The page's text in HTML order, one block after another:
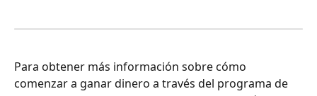
Para obtener más información sobre cómo
comenzar a ganar dinero a través del programa de